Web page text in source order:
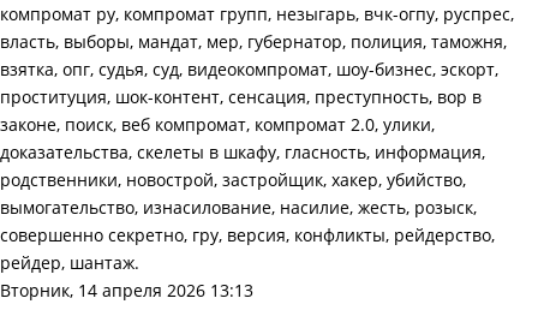
компромат ру, компромат групп, незыгарь, вчк-огпу, руспрес,
власть, выборы, мандат, мер, губернатор, полиция, таможня,
взятка, опг, судья, суд, видеокомпромат, шоу-бизнес, эскорт,
проституция, шок-контент, сенсация, преступность, вор в
законе, поиск, веб компромат, компромат 2.0, улики,
доказательства, скелеты в шкафу, гласность, информация,
родственники, новострой, застройщик, хакер, убийство,
вымогательство, изнасилование, насилие, жесть, розыск,
совершенно секретно, гру, версия, конфликты, рейдерство,
рейдер, шантаж.
Вторник, 14 апреля 2026 13:13